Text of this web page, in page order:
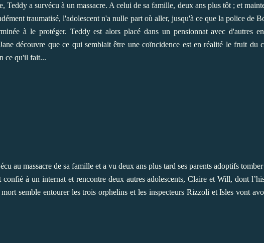
Teddy a survécu à un massacre. A celui de sa famille, deux ans plus tôt ; et
traumatisé, l'adolescent n'a nulle part où aller, jusqu'à ce que la police de
à le protéger. Teddy est alors placé dans un pensionnat avec d'autres
découvre que ce qui semblait être une coïncidence est en réalité le fruit du
ce qu'il fait...
au massacre de sa famille et a vu deux ans plus tard ses parents adoptifs tomber
à un internat et rencontre deux autres adolescents, Claire et Will, dont
semble entourer les trois orphelins et les inspecteurs Rizzoli et Isles vont